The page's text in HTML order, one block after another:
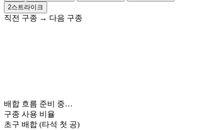
2스트라이크
직전 구종 → 다음 구종
배합 흐름 준비 중…
구종 사용 비율
초구 배합 (타석 첫 공)